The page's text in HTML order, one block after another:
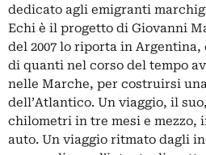
dedicato agli emigranti
Echi è il progetto di Giovanni
del 2007 lo riporta in
di quanti nel corso del tempo
nelle Marche, per costruirsi
dell’Atlantico. Un viaggio, il
chilometri in tre mesi e mezzo,
auto. Un viaggio ritmato dagli